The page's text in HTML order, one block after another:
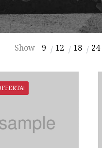
Show 9 12 18 24